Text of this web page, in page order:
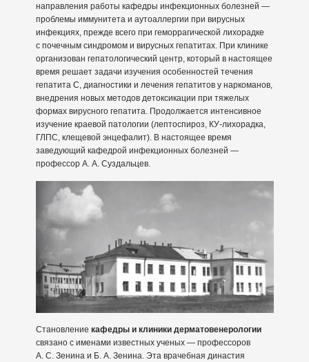
направления работы кафедры инфекционных болезней —
проблемы иммунитета и аутоаллергии при вирусных
инфекциях, прежде всего при геморрагической лихорадке
с почечным синдромом и вирусных гепатитах. При клинике
организован гепатологический центр, который в настоящее
время решает задачи изучения особенностей течения
гепатита С, диагностики и лечения гепатитов у наркоманов,
внедрения новых методов детоксикации при тяжелых
формах вирусного гепатита. Продолжается интенсивное
изучение краевой патологии (лептоспироз, КУ-лихорадка,
ГЛПС, клещевой энцефалит). В настоящее время
заведующий кафедрой инфекционных болезней —
профессор А. А. Суздальцев.
Становление кафедры и клиники дерматовенерологии
связано с именами известных ученых — профессоров
А. С. Зенина и Б. А. Зенина. Эта врачебная династия